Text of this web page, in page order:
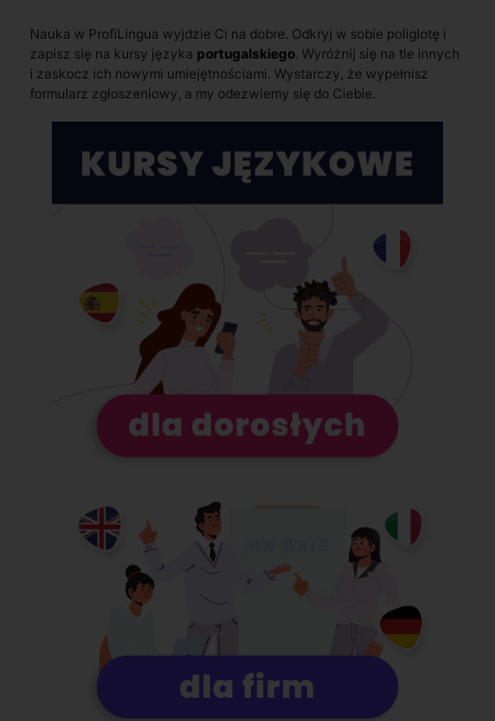
Nauka w ProfiLingua wyjdzie Ci na dobre. Odkryj w sobie poliglotę i
zapisz się na kursy języka portugalskiego. Wyróżnij się na tle innych
i zaskocz ich nowymi umiejętnościami. Wystarczy, że wypełnisz
formularz zgłoszeniowy, a my odezwiemy się do Ciebie.